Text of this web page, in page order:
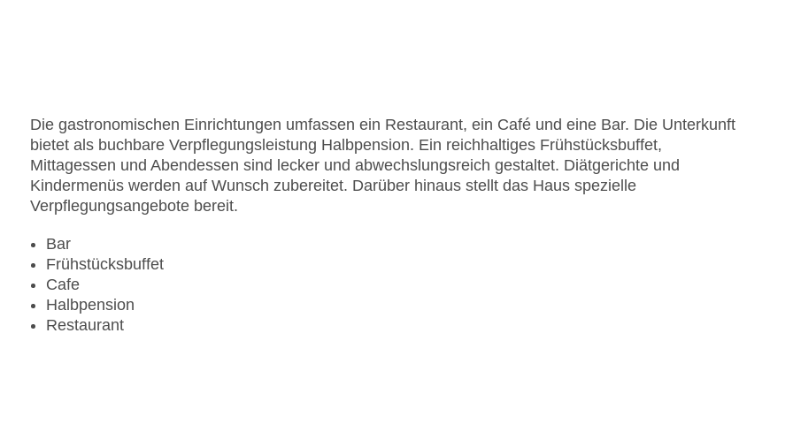
Die gastronomischen Einrichtungen umfassen ein Restaurant, ein Café und eine Bar. Die Unterkunft
bietet als buchbare Verpflegungsleistung Halbpension. Ein reichhaltiges Frühstücksbuffet,
Mittagessen und Abendessen sind lecker und abwechslungsreich gestaltet. Diätgerichte und
Kindermenüs werden auf Wunsch zubereitet. Darüber hinaus stellt das Haus spezielle
Verpflegungsangebote bereit.
Bar
Frühstücksbuffet
Cafe
Halbpension
Restaurant